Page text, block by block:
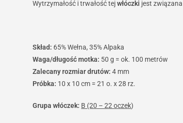
Wytrzymałość i trwałość tejwłóczki jest
Skład: 65% Wełna, 35% Alpaka
Waga/długość motka: 50 g = ok. 100 metrów
Zalecany rozmiar drutów: 4 mm
Próbka: 10 x 10 cm = 21 o. x 28 rz.
Grupa włóczek: B (20 – 22 oczek)